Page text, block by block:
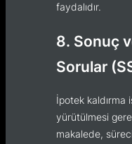
faydalıdır.
8. Sonuç
Sorular
İpotek kaldırma
yürütülmesi
makalede,